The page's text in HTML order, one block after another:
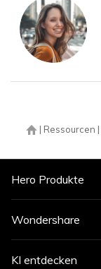
| Ressourcen |
Hero Produkte
Wondershare
KI entdecken